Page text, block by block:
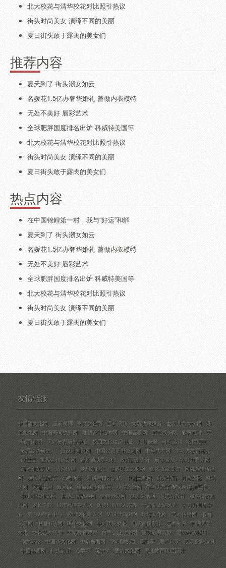
北大校花与清华校花对比照引热议
街头时尚美女 演绎不同的美丽
夏日街头敢于露肉的美女们
推荐内容
夏天到了 街头潮女如云
名媛花1.5亿办奢华婚礼 曾做内衣模特
无处不美好 唇彩艺术
全球肥胖国度排名出炉 科威特美国等
北大校花与清华校花对比照引热议
街头时尚美女 演绎不同的美丽
夏日街头敢于露肉的美女们
热点内容
在中国锦鲤第一村，我与“好运”和解
夏天到了 街头潮女如云
名媛花1.5亿办奢华婚礼 曾做内衣模特
无处不美好 唇彩艺术
全球肥胖国度排名出炉 科威特美国等
北大校花与清华校花对比照引热议
街头时尚美女 演绎不同的美丽
夏日街头敢于露肉的美女们
友情链接
中国酒文化网 漫谈家风 家庭文化网 宝岛期刊 文玩收藏投资 世界儿童文学网
珠
宝文化网
中国民间故事网 雕塑设计艺术网 中国瓷器网 宝宝成长网 教育百科
天
赋教育前沿
天赋教育研究中心 校园文化建设中心 八卦晚报 科幻选刊
名模期刊
教育趋势研究
广告设计知识网 中国收藏证书查询网 中华武术网
学习力教育研究
趣搜搜
世界营销策划网 音乐辅助学习机 政府画册设计 研学番茄
学习力测评网
高考作文训练
清风传播 梦想方程式 世界民俗文化网 艺术收藏投资
网络营销传播
网
现代家庭教育 高考保研 演讲与口才训练 中国兰花网 贝壳书画 时尚文化
时尚
休闲
风雅中国 致富经 旅游风景名胜网 小说大全网
学习力教育专家余建祥工作
中小学生作文网
世界童话故事网 营销策划网 健康生活网 意志力教育
域名投资知
识网
家长学院 城市品牌建设网 阅读理解能力培养 千岛湖旅游风光
学习力训练中
心
学习力教育中心 校园文化建设网 VI设计知识网 珍珠文化网 艺术传播网
书画
交易网
中国书法网 民俗文化网 中外历史文化 电子画册制作 艺术教育
西湖风景
文化
文化艺术传播 天赋教育观察 白手创业致富网 国际教育观察
国际经济瞭望
作文评论
中国茶文化网 中华书画网 学习型校园 高考季 思维科学
股票投资知识
中国书画网
科技前沿 遇学习 玩中学 爱情文化网 家庭教育顶层设计